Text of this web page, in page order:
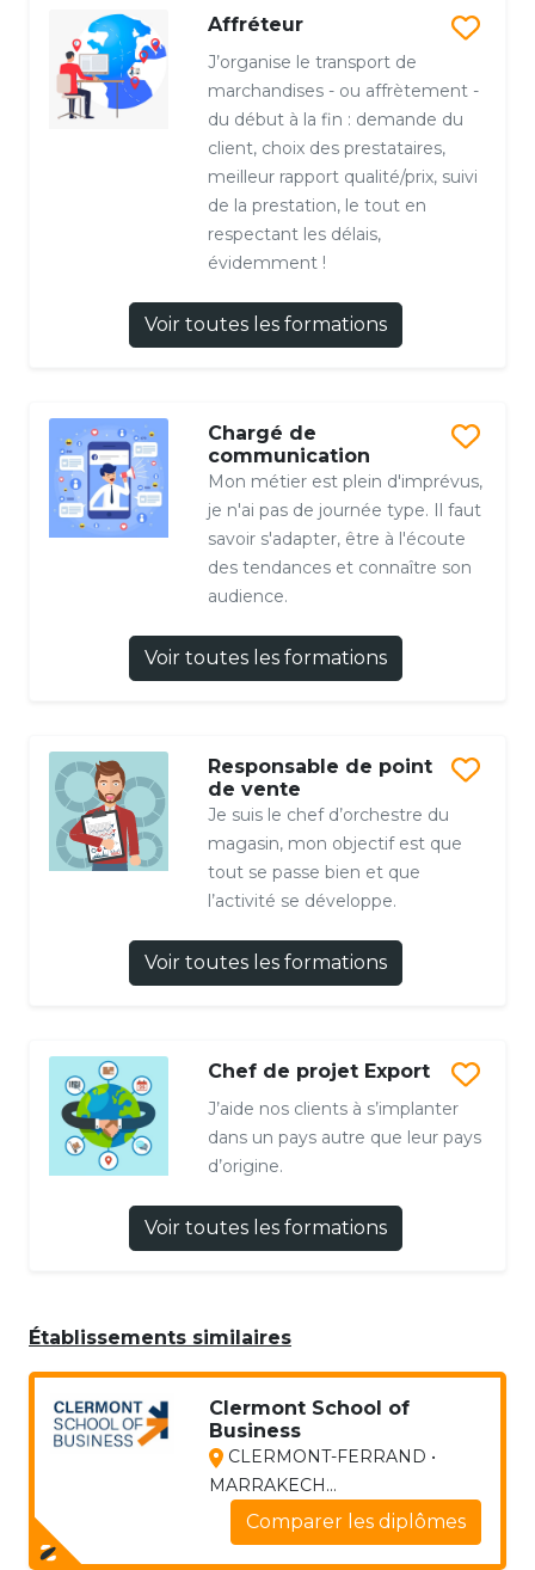
Affréteur
J’organise le transport de
marchandises - ou affrètement -
du début à la fin : demande du
client, choix des prestataires,
meilleur rapport qualité/prix, suivi
de la prestation, le tout en
respectant les délais,
évidemment !
Voir toutes les formations
Chargé de
communication
Mon métier est plein d'imprévus,
je n'ai pas de journée type. Il faut
savoir s'adapter, être à l'écoute
des tendances et connaître son
audience.
Voir toutes les formations
Responsable de point
de vente
Je suis le chef d’orchestre du
magasin, mon objectif est que
tout se passe bien et que
l’activité se développe.
Voir toutes les formations
Chef de projet Export
J’aide nos clients à s’implanter
dans un pays autre que leur pays
d’origine.
Voir toutes les formations
Établissements similaires
Clermont School of
Business
CLERMONT-FERRAND •
MARRAKECH...
Comparer les diplômes